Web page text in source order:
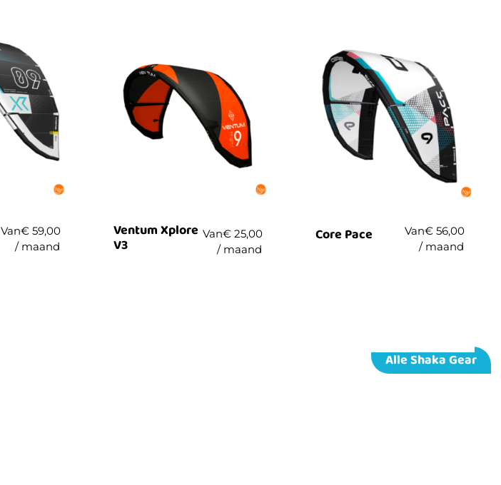
Van€59,00
/ maand
Ventum Xplore
V3
Van€25,00
/ maand
Core Pace Van€56,00
/ maand
Alle Shaka Gear